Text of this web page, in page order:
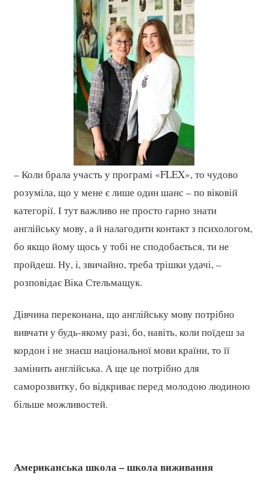
– Коли брала участь у програмі «FLEX», то чудово
розуміла, що у мене є лише один шанс – по віковій
категорії. І тут важливо не просто гарно знати
англійську мову, а й налагодити контакт з психологом,
бо якщо йому щось у тобі не сподобається, ти не
пройдеш. Ну, і, звичайно, треба трішки удачі, –
розповідає Віка Стельмащук.
Дівчина переконана, що англійську мову потрібно
вивчати у будь-якому разі, бо, навіть, коли поїдеш за
кордон і не знаєш національної мови країни, то її
замінить англійська. А ще це потрібно для
саморозвитку, бо відкриває перед молодою людиною
більше можливостей.
Американська школа – школа виживання